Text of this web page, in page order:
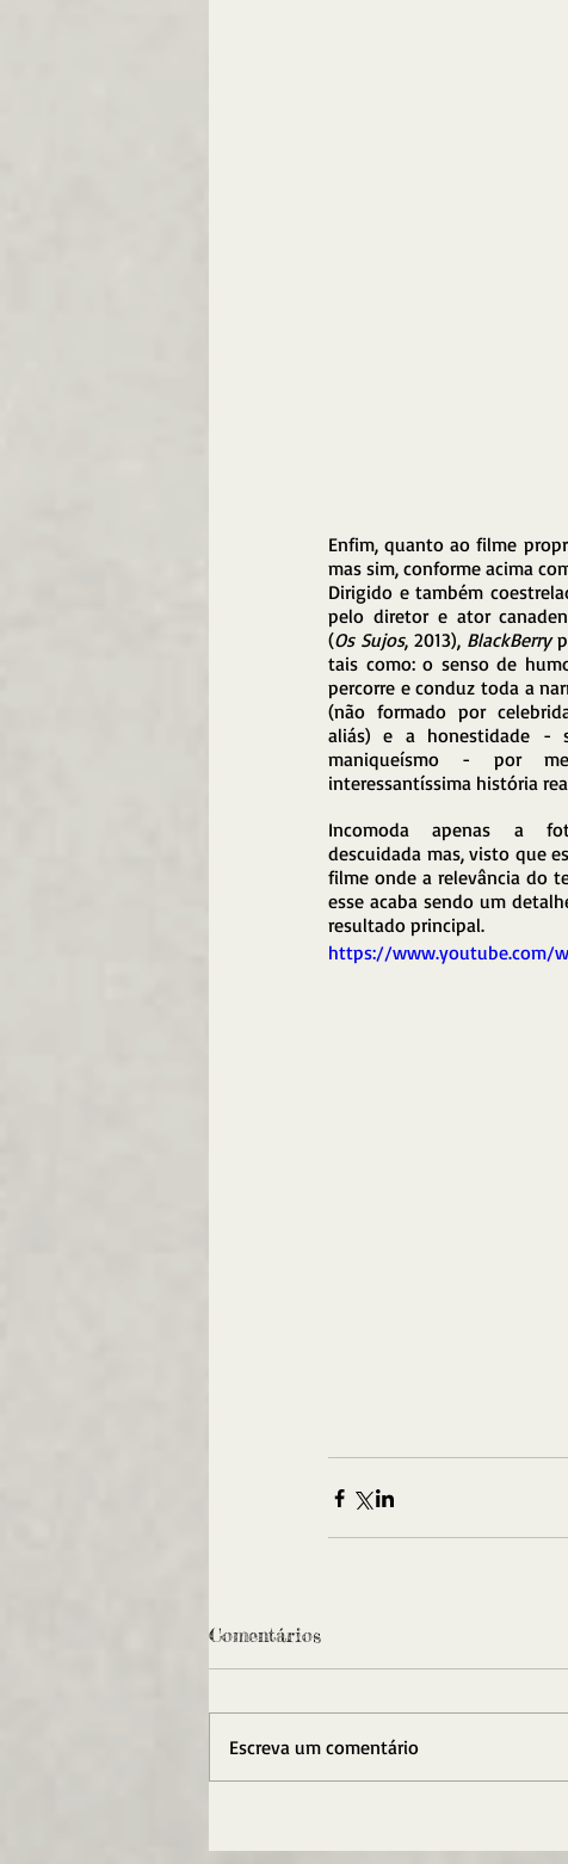
Enfim, quanto ao filme
mas sim, conforme acima
Dirigido e também
pelo diretor e ator
(Os Sujos, 2013), BlackBerry
tais como: o senso de
percorre e conduz toda a
(não formado por
aliás) e a honestidade -
maniqueísmo - por
interessantíssima história
Incomoda apenas a
descuidada mas, visto que
filme onde a relevância do
esse acaba sendo um
resultado principal.
https://www.youtube.com/
Comentários
Escreva um comentário